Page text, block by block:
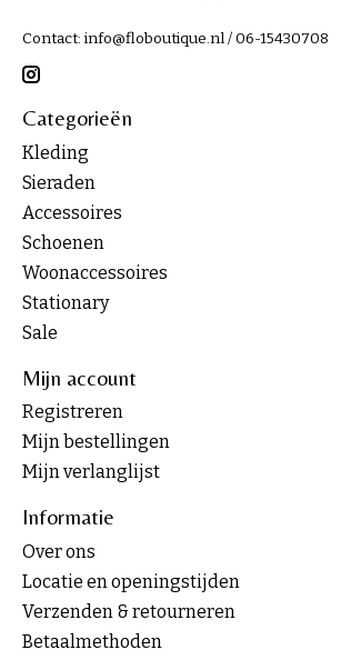
Contact: info@floboutique.nl/ 06-15430708
Categorieën
Kleding
Sieraden
Accessoires
Schoenen
Woonaccessoires
Stationary
Sale
Mijn account
Registreren
Mijn bestellingen
Mijn verlanglijst
Informatie
Over ons
Locatie en openingstijden
Verzenden & retourneren
Betaalmethoden